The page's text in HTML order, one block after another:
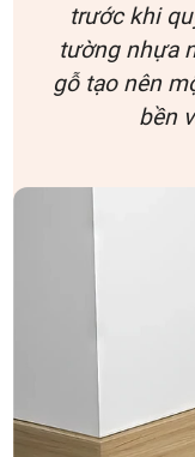
trước khi
tường nhựa
gỗ tạo nên
bền